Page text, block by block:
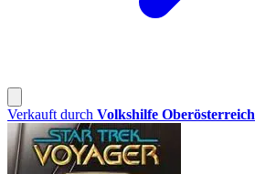
Verkauft durch Volkshilfe Oberösterreich